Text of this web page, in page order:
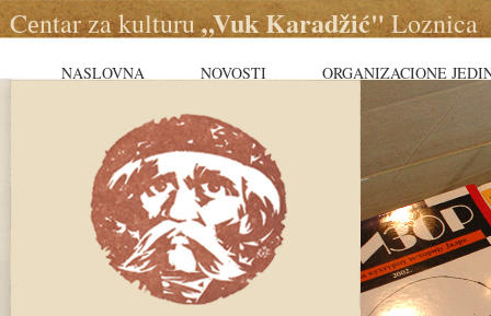
Cеntar za kulturu„Vuk Karadžić"Loznica
NASLOVNA NOVOSTI ORGANIZACIONE